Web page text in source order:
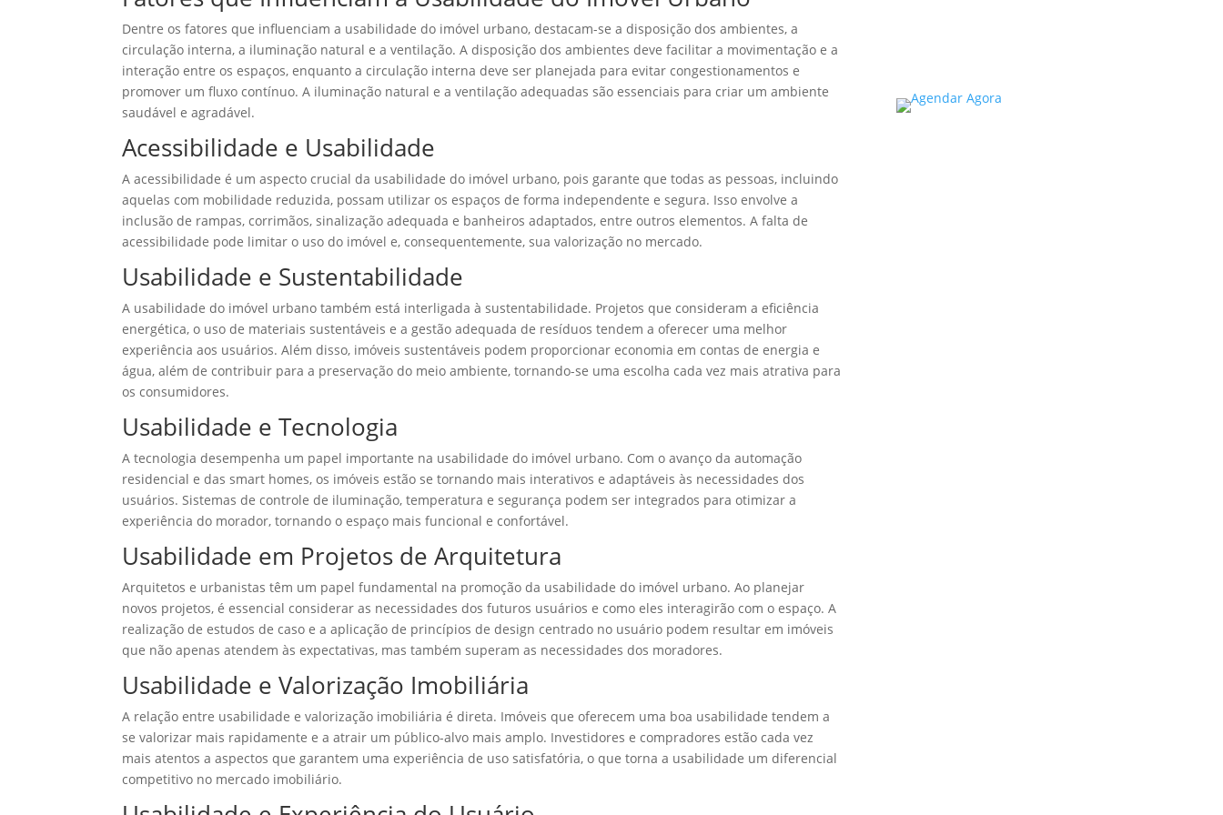
Dentre os fatores que influenciam a usabilidade do imóvel urbano, destacam-se a disposição dos ambientes, a
circulação interna, a iluminação natural e a ventilação. A disposição dos ambientes deve facilitar a movimentação e a
interação entre os espaços, enquanto a circulação interna deve ser planejada para evitar congestionamentos e
promover um fluxo contínuo. A iluminação natural e a ventilação adequadas são essenciais para criar um ambiente
saudável e agradável.
Acessibilidade e Usabilidade
A acessibilidade é um aspecto crucial da usabilidade do imóvel urbano, pois garante que todas as pessoas, incluindo
aquelas com mobilidade reduzida, possam utilizar os espaços de forma independente e segura. Isso envolve a
inclusão de rampas, corrimãos, sinalização adequada e banheiros adaptados, entre outros elementos. A falta de
acessibilidade pode limitar o uso do imóvel e, consequentemente, sua valorização no mercado.
Usabilidade e Sustentabilidade
A usabilidade do imóvel urbano também está interligada à sustentabilidade. Projetos que consideram a eficiência
energética, o uso de materiais sustentáveis e a gestão adequada de resíduos tendem a oferecer uma melhor
experiência aos usuários. Além disso, imóveis sustentáveis podem proporcionar economia em contas de energia e
água, além de contribuir para a preservação do meio ambiente, tornando-se uma escolha cada vez mais atrativa para
os consumidores.
Usabilidade e Tecnologia
A tecnologia desempenha um papel importante na usabilidade do imóvel urbano. Com o avanço da automação
residencial e das smart homes, os imóveis estão se tornando mais interativos e adaptáveis às necessidades dos
usuários. Sistemas de controle de iluminação, temperatura e segurança podem ser integrados para otimizar a
experiência do morador, tornando o espaço mais funcional e confortável.
Usabilidade em Projetos de Arquitetura
Arquitetos e urbanistas têm um papel fundamental na promoção da usabilidade do imóvel urbano. Ao planejar
novos projetos, é essencial considerar as necessidades dos futuros usuários e como eles interagirão com o espaço. A
realização de estudos de caso e a aplicação de princípios de design centrado no usuário podem resultar em imóveis
que não apenas atendem às expectativas, mas também superam as necessidades dos moradores.
Usabilidade e Valorização Imobiliária
A relação entre usabilidade e valorização imobiliária é direta. Imóveis que oferecem uma boa usabilidade tendem a
se valorizar mais rapidamente e a atrair um público-alvo mais amplo. Investidores e compradores estão cada vez
mais atentos a aspectos que garantem uma experiência de uso satisfatória, o que torna a usabilidade um diferencial
competitivo no mercado imobiliário.